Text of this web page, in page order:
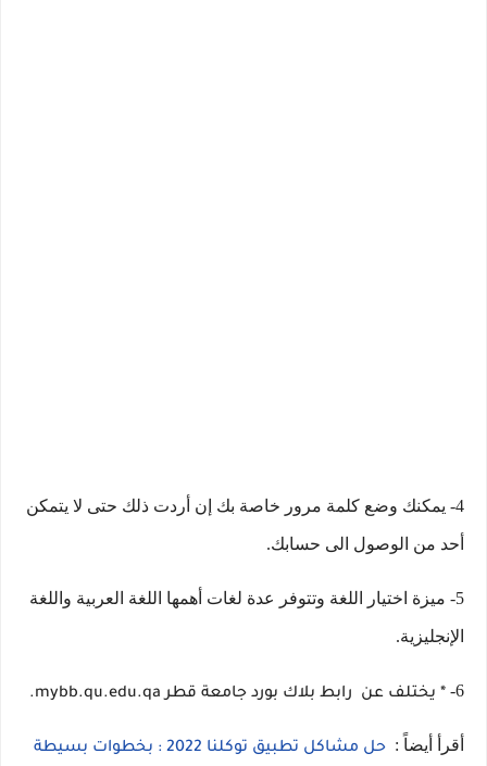
4- يمكنك وضع كلمة مرور خاصة بك إن أردت ذلك حتى لا يتمكن
أحد من الوصول الى حسابك.
5- ميزة اختيار اللغة وتتوفر عدة لغات أهمها اللغة العربية واللغة
الإنجليزية.
6- * يختلف عن رابط بلاك بورد جامعة قطر mybb.qu.edu.qa.
أقرأ أيضاً : حل مشاكل تطبيق توكلنا 2022 : بخطوات بسيطة